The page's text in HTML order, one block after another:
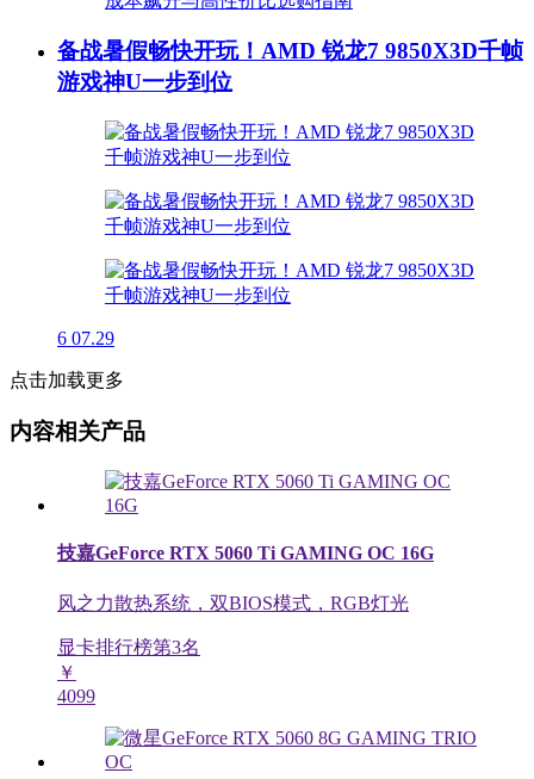
备战暑假畅快开玩！AMD 锐龙7 9850X3D千帧
游戏神U一步到位
6 07.29
点击加载更多
内容相关产品
技嘉GeForce RTX 5060 Ti GAMING OC 16G
风之力散热系统，双BIOS模式，RGB灯光
显卡排行榜第3名
￥
4099